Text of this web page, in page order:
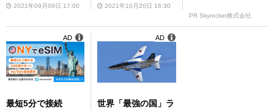
2021年09月09日 17:00 2021年10月20日 16:30
PR Skyrocket株式会社
最短5分で接続
AD
世界「最強の国」ラ
AD